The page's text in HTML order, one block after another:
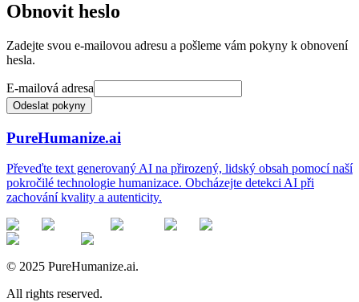
Obnovit heslo
Zadejte svou e-mailovou adresu a pošleme vám pokyny k obnovení
hesla.
E-mailová adresa
Odeslat pokyny
PureHumanize.ai
Převeďte text generovaný AI na přirozený, lidský obsah pomocí naší
pokročilé technologie humanizace. Obcházejte detekci AI při
zachování kvality a autenticity.
© 2025 PureHumanize.ai.
All rights reserved.